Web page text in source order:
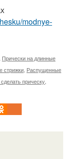
modnye-
Прически на длинные
стрижки, Распущенные
сделать прическу,